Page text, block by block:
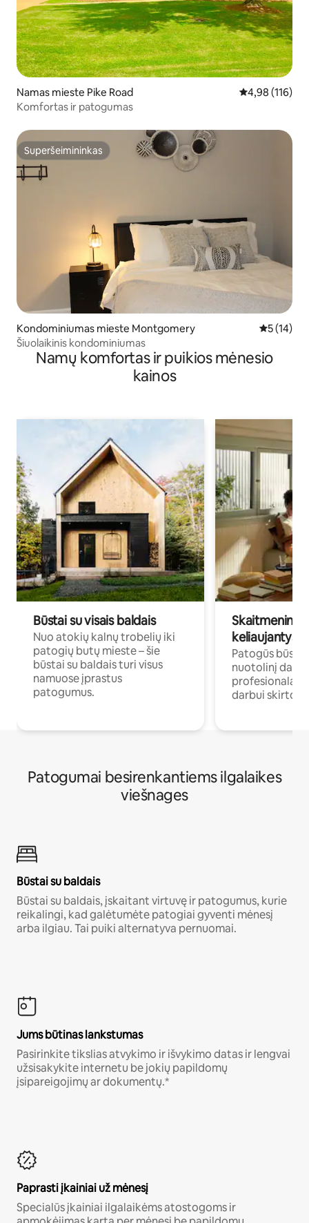
Namas mieste Pike Road Vidutinis
4,98 (116)
Komfortas ir patogumas
Superšeimininkas
Superšeimininkas
Kondominiumas mieste Montgomery Vidutinis
5 (14)
Šiuolaikinis kondominiumas
Namų komfortas ir puikios mėnesio
kainos
Būstai su visais baldais
Nuo atokių kalnų trobelių iki
patogių butų mieste – šie
būstai su baldais turi visus
namuose įprastus
patogumus.
keliaujantys
Patogūs
nuotolinį
darbui
Patogumai besirenkantiems ilgalaikes
viešnages
Būstai su baldais
Būstai su baldais, įskaitant virtuvę ir patogumus, kurie
reikalingi, kad galėtumėte patogiai gyventi mėnesį
arba ilgiau. Tai puiki alternatyva pernuomai.
Jums būtinas lankstumas
Pasirinkite tikslias atvykimo ir išvykimo datas ir lengvai
užsisakykite internetu be jokių papildomų
įsipareigojimų ar dokumentų.*
Paprasti įkainiai už mėnesį
Specialūs įkainiai ilgalaikėms atostogoms ir